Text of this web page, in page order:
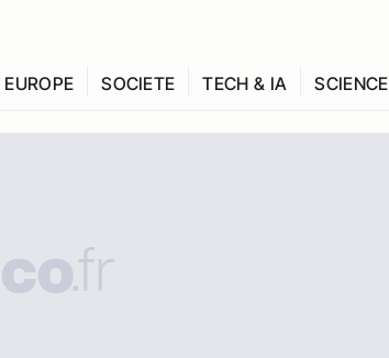
EUROPE SOCIETE TECH & IA SCIENCE